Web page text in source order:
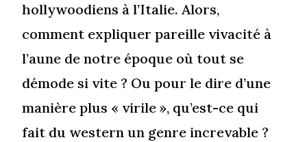
hollywoodiens à l’Italie. Alors,
comment expliquer pareille vivacité à
l’aune de notre époque où tout se
démode si vite ? Ou pour le dire d’une
manière plus « virile », qu’est-ce qui
fait du western un genre increvable ?